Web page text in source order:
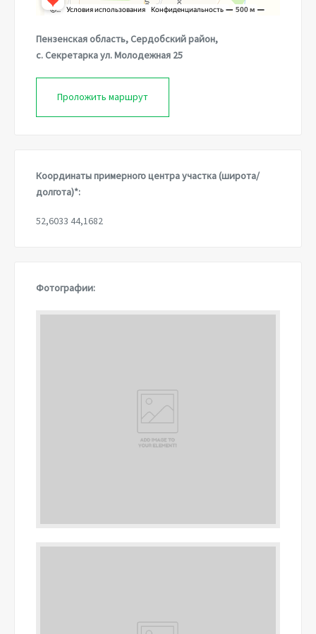
Пензенская область, Сердобский район,
с. Секретарка ул. Молодежная 25
Проложить маршрут
Координаты примерного центра участка (широта/
долгота)*:
52,6033 44,1682
Фотографии: